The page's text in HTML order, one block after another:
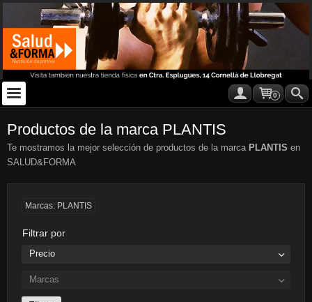
0
Productos de la marca PLANTIS
Te mostramos la mejor selección de productos de la marca PLANTIS en
SALUD&FORMA
Marcas: PLANTIS
Filtrar por
Precio
Marcas